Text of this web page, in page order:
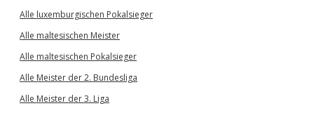
Alle luxemburgischen Pokalsieger
Alle maltesischen Meister
Alle maltesischen Pokalsieger
Alle Meister der 2. Bundesliga
Alle Meister der 3. Liga